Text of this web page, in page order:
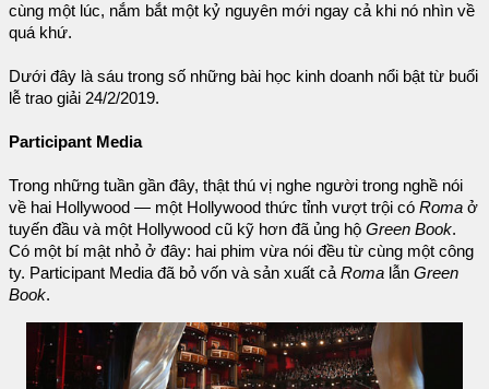
cùng một lúc, nắm bắt một kỷ nguyên mới ngay cả khi nó nhìn về
quá khứ.
Dưới đây là sáu trong số những bài học kinh doanh nổi bật từ buổi
lễ trao giải 24/2/2019.
Participant Media
Trong những tuần gần đây, thật thú vị nghe người trong nghề nói
về hai Hollywood — một Hollywood thức tỉnh vượt trội có Roma ở
tuyến đầu và một Hollywood cũ kỹ hơn đã ủng hộ Green Book.
Có một bí mật nhỏ ở đây: hai phim vừa nói đều từ cùng một công
ty. Participant Media đã bỏ vốn và sản xuất cảRoma lẫn Green
Book.